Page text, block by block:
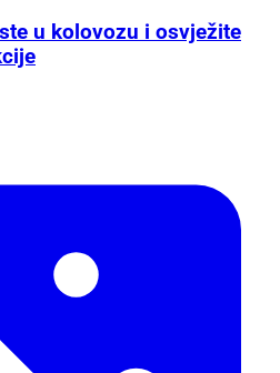
u kolovozu i osvježite